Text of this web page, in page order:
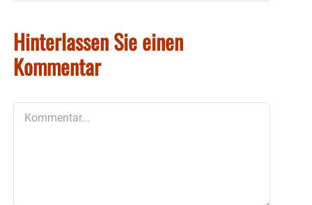
Hinterlassen Sie einen
Kommentar